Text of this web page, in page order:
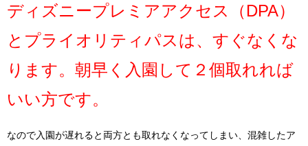
ディズニープレミアアクセス（DPA）
とプライオリティパスは、すぐなくな
ります。朝早く入園して２個取れれば
いい方です。
なので入園が遅れると両方とも取れなくなってしまい、混雑したア